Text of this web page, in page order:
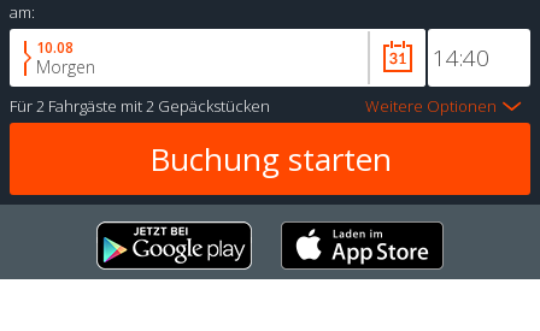
am:
10.08
Morgen
Für2 Fahrgäste mit2 Gepäckstücken Weitere Optionen